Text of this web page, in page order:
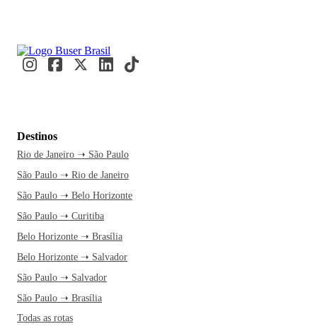
Destinos
Rio de Janeiro ➝ São Paulo
São Paulo ➝ Rio de Janeiro
São Paulo ➝ Belo Horizonte
São Paulo ➝ Curitiba
Belo Horizonte ➝ Brasília
Belo Horizonte ➝ Salvador
São Paulo ➝ Salvador
São Paulo ➝ Brasília
Todas as rotas